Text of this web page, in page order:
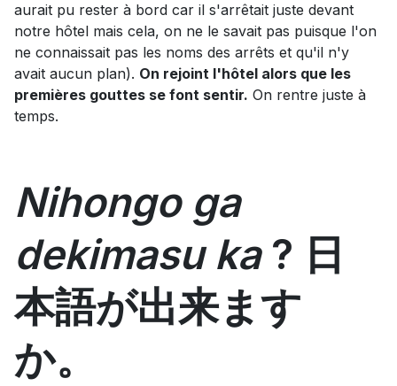
aurait pu rester à bord car il s'arrêtait juste devant
notre hôtel mais cela, on ne le savait pas puisque l'on
ne connaissait pas les noms des arrêts et qu'il n'y
avait aucun plan). On rejoint l'hôtel alors que les
premières gouttes se font sentir. On rentre juste à
temps.
Nihongo ga
dekimasu ka? 日
本語が出来ます
か。